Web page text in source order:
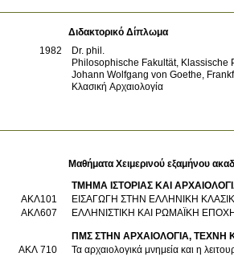
Διδακτορικό Δίπλωμα
1982
Dr. phil.
Philosophische Fakultät,
Johann Wolfgang von Goethe,
Κλασική Αρχαιολογία
Μαθήματα Χειμερινού εξαμήνου
ΤΜΗΜΑ ΙΣΤΟΡΙΑΣ KAI
ΑΚΛ101
ΕΙΣΑΓΩΓΗ ΣΤΗΝ ΕΛΛΗΝΙΚΗ
ΑΚΛ607
ΕΛΛΗΝΙΣΤΙΚΗ ΚΑΙ ΡΩΜΑΪΚΗ
ΠΜΣ ΣΤΗΝ ΑΡΧΑΙΟΛΟΓΙΑ, ΤΕΧΝΗ
ΑΚΛ 710
Τα αρχαιολογικά μνημεία και η